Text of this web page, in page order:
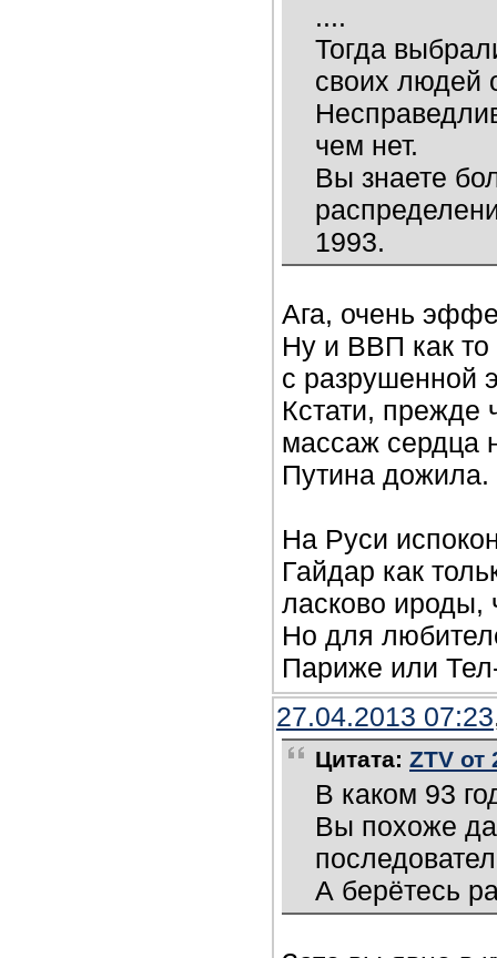
....
Тогда
своих людей
чем нет.
Вы знаете
1993.
Ага, очень
Ну и ВВП как то
с разрушенной
Кстати, прежде
массаж сердца
Путина дожила.
На Руси
Гайдар как
ласково ироды,
Но для
Париже или
27.04.2013 07:23
Цитата: ZTV от
В каком 93
Вы похоже
А берётесь